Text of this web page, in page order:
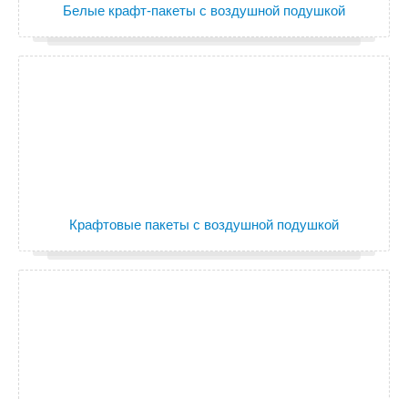
Белые крафт-пакеты с воздушной подушкой
Крафтовые пакеты с воздушной подушкой